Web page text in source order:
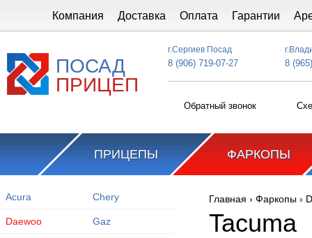
Компания Доставка Оплата Гарантии
ПОСАД
ПРИЦЕП
г.Сергиев Посад
8 (906) 719-07-27 8
Обратный звонок
ПРИЦЕПЫ ФАРКОПЫ
Acura Chery
Daewoo Gaz
Вы здесь
Главная › Фаркопы ›
Tacuma